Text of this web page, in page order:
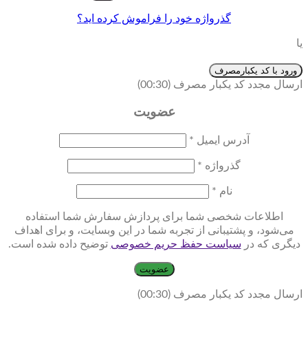
گذرواژه خود را فراموش کرده اید؟
یا
ورود با کد یکبارمصرف
ارسال مجدد کد یکبار مصرف (00:
30
)
عضویت
آدرس ایمیل *
گذرواژه *
نام *
اطلاعات شخصی شما برای پردازش سفارش شما استفاده
می‌شود، و پشتیبانی از تجربه شما در این وبسایت، و برای اهداف
دیگری که در سیاست حفظ حریم خصوصی توضیح داده شده است.
عضویت
ارسال مجدد کد یکبار مصرف (00:
30
)